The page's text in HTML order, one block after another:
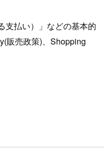
支払い）」などの基本的
販売政策)、Shopping